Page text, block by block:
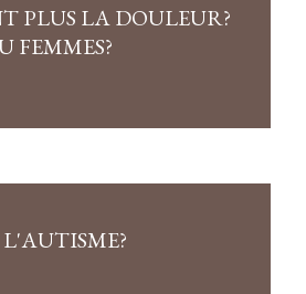
PLUS LA DOULEUR?
FEMMES?